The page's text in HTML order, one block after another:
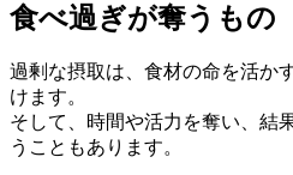
食べ過ぎが奪うもの
過剰な摂取は、食材の命を活か
けます。
そして、時間や活力を奪い、結
うこともあります。